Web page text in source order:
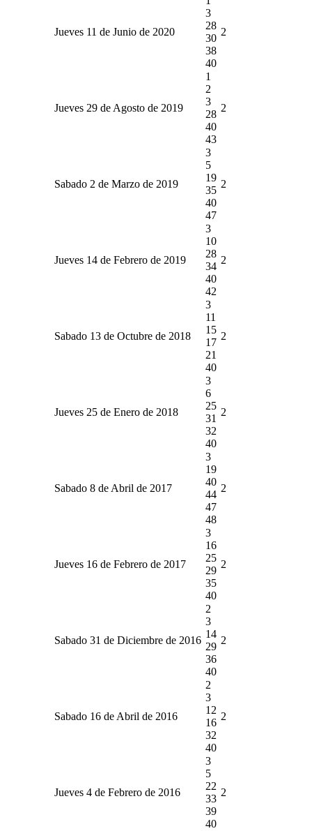
Jueves 11 de Junio de 2020
3
28
30
38
40
2
Jueves 29 de Agosto de 2019
1
2
3
28
40
43
2
Sabado 2 de Marzo de 2019
3
5
19
35
40
47
2
Jueves 14 de Febrero de 2019
3
10
28
34
40
42
2
Sabado 13 de Octubre de 2018
3
11
15
17
21
40
2
Jueves 25 de Enero de 2018
3
6
25
31
32
40
2
Sabado 8 de Abril de 2017
3
19
40
44
47
48
2
Jueves 16 de Febrero de 2017
3
16
25
29
35
40
2
Sabado 31 de Diciembre de 2016
2
3
14
29
36
40
2
Sabado 16 de Abril de 2016
2
3
12
16
32
40
2
Jueves 4 de Febrero de 2016
3
5
22
33
39
40
2